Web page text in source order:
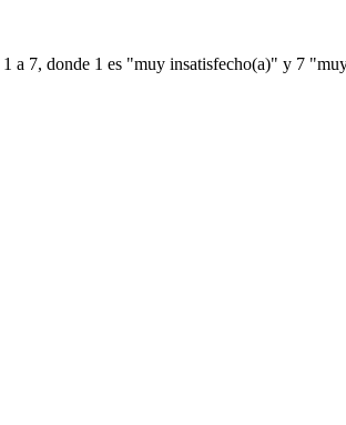
1 a 7, donde 1 es "muy insatisfecho(a)" y 7